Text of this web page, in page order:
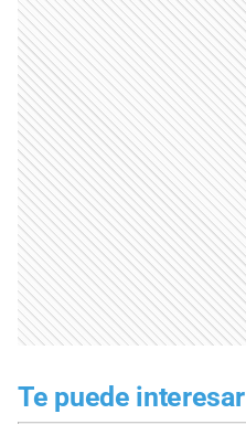
Te puede interesar